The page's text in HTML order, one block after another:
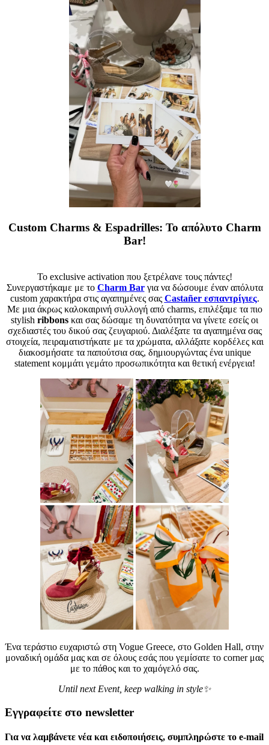
Custom Charms & Espadrilles: Το απόλυτο Charm
Bar!
Το exclusive activation που ξετρέλανε τους πάντες!
Συνεργαστήκαμε με το Charm Barγια να δώσουμε έναν απόλυτα
custom χαρακτήρα στις αγαπημένες σας Castañer εσπαντρίγιες.
Με μια άκρως καλοκαιρινή συλλογή από charms, επιλέξαμε τα πιο
stylish ribbons και σας δώσαμε τη δυνατότητα να γίνετε εσείς οι
σχεδιαστές του δικού σας ζευγαριού. Διαλέξατε τα αγαπημένα σας
στοιχεία, πειραματιστήκατε με τα χρώματα, αλλάξατε κορδέλες και
διακοσμήσατε τα παπούτσια σας, δημιουργώντας ένα unique
statement κομμάτι γεμάτο προσωπικότητα και θετική ενέργεια!
Ένα τεράστιο ευχαριστώ στη Vogue Greece, στο Golden Hall, στην
μοναδική ομάδα μας και σε όλους εσάς που γεμίσατε το corner μας
με το πάθος και το χαμόγελό σας.
Until next Event, keep walking in style✨
Εγγραφείτε στο newsletter
Για να λαμβάνετε νέα και ειδοποιήσεις, συμπληρώστε το e-mail